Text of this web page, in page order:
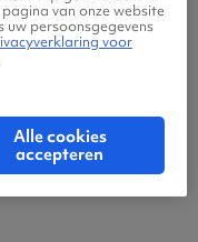
pagina van onze website
uw persoonsgegevens
voor
Alle cookies
accepteren